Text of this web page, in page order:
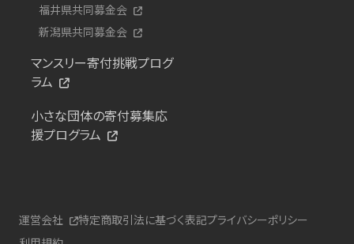
福井県共同募金会
新潟県共同募金会
マンスリー寄付挑戦プログ
ラム
小さな団体の寄付募集応
援プログラム
運営会社 特定商取引法に基づく表記プライバシーポリシー